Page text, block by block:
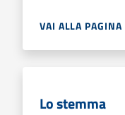
VAI ALLA PAGINA
Lo stemma